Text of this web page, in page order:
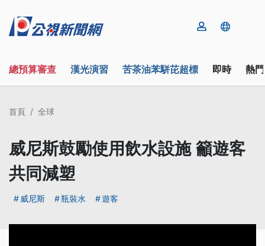
總預算審查 漢光演習 苦茶油苯駢芘超標 即時 熱
首頁 全球
威尼斯鼓勵使用飲水設施 籲遊客
共同減塑
威尼斯 瓶裝水 遊客